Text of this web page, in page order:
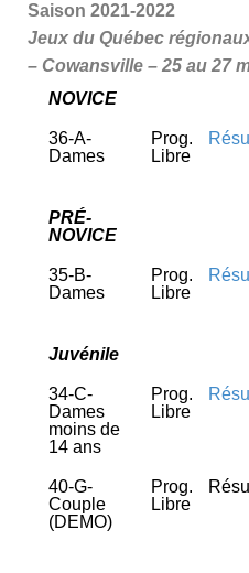
Saison 2021-2022
Jeux du Québec
– Cowansville – 25 au 27
NOVICE
36-A-
Dames
Prog.
Libre
PRÉ-
NOVICE
35-B-
Dames
Prog.
Libre
Juvénile
34-C-
Dames
moins de
14 ans
Prog.
Libre
40-G-
Couple
(DEMO)
Prog.
Libre